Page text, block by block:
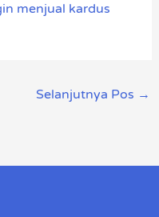
menjual kardus
Selanjutnya Pos →